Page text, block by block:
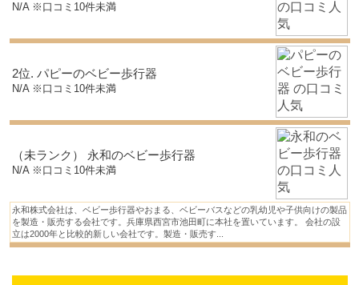
N/A ※口コミ10件未満
2位. パピーのベビー歩行器
N/A ※口コミ10件未満
（未ランク） 永和のベビー歩行器
N/A ※口コミ10件未満
永和株式会社は、ベビー歩行器やおまる、ベビーバスなどの乳幼児や子供向けの製品
を製造・販売する会社です。兵庫県西宮市池田町に本社を置いています。 会社の設
立は2000年と比較的新しい会社です。製造・販売す...